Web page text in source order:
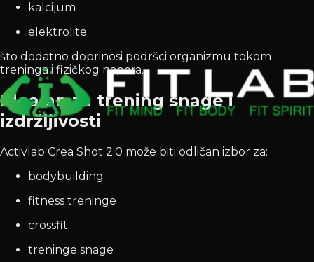
kalcijum
elektrolite
što dodatno doprinosi podršci organizmu tokom
treninga i fizičkog napora.
Idealan za trening snage i
izdržljivosti
Activlab Crea Shot 2.0 može biti odličan izbor za:
bodybuilding
fitness treninge
crossfit
treninge snage